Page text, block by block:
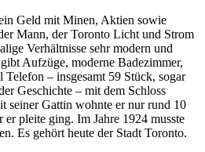
Geld mit Minen, Aktien sowie
Mann, der Toronto Licht und Strom
Verhältnisse sehr modern und
Aufzüge, moderne Badezimmer,
– insgesamt 59 Stück, sogar
Geschichte – mit dem Schloss
seiner Gattin wohnte er nur rund 10
er pleite ging. Im Jahre 1924 musste
Es gehört heute der Stadt Toronto.